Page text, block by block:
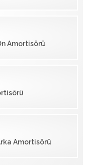
Amortisörü
Amortisörü